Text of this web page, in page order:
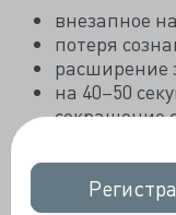
внезапное
потеря
расширение
на 40–50
сокращение
остановка
Диагностика